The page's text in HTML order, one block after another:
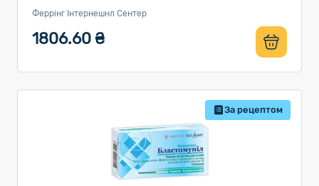
Феррінг Інтернешнл Сентер
1806.60 ₴
За рецептом